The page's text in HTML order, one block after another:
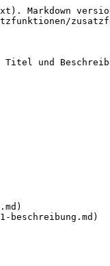
und
beschreibung.md)